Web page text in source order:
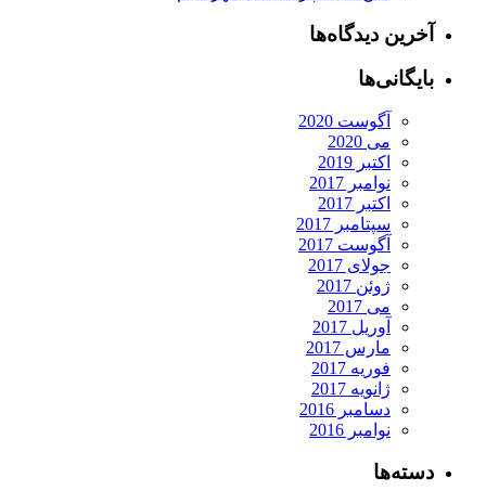
آخرین دیدگاه‌ها
بایگانی‌ها
آگوست 2020
می 2020
اکتبر 2019
نوامبر 2017
اکتبر 2017
سپتامبر 2017
آگوست 2017
جولای 2017
ژوئن 2017
می 2017
آوریل 2017
مارس 2017
فوریه 2017
ژانویه 2017
دسامبر 2016
نوامبر 2016
دسته‌ها